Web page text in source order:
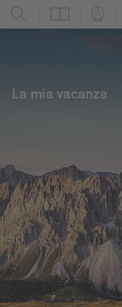
La mia vacanza